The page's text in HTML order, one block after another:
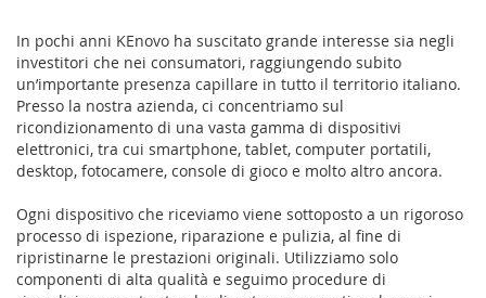
In pochi anni KEnovo ha suscitato grande interesse sia negli
investitori che nei consumatori, raggiungendo subito
un’importante presenza capillare in tutto il territorio italiano.
Presso la nostra azienda, ci concentriamo sul
ricondizionamento di una vasta gamma di dispositivi
elettronici, tra cui smartphone, tablet, computer portatili,
desktop, fotocamere, console di gioco e molto altro ancora.
Ogni dispositivo che riceviamo viene sottoposto a un rigoroso
processo di ispezione, riparazione e pulizia, al fine di
ripristinarne le prestazioni originali. Utilizziamo solo
componenti di alta qualità e seguimo procedure di